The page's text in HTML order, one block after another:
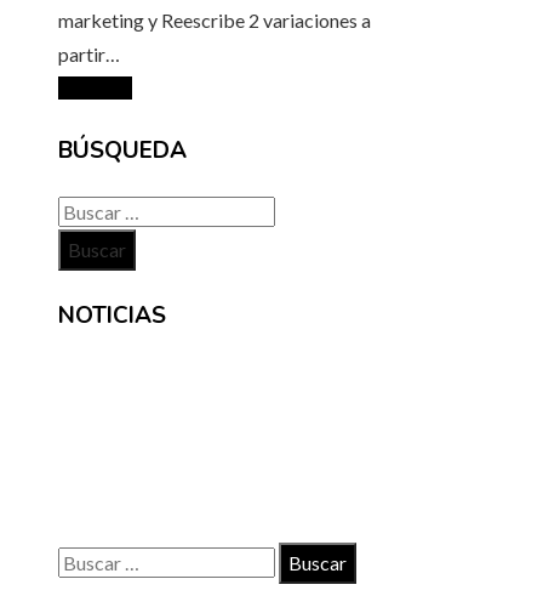
marketing y Reescribe 2 variaciones a
partir…
BÚSQUEDA
Buscar:
NOTICIAS
Buscar: